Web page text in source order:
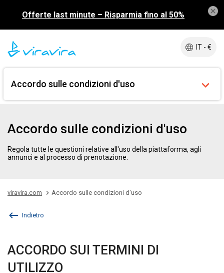
Offerte last minute – Risparmia fino al 50%
IT - €
Accordo sulle condizioni d'uso
Accordo sulle condizioni d'uso
Regola tutte le questioni relative all'uso della piattaforma, agli
annunci e al processo di prenotazione.
viravira.com Accordo sulle condizioni d'uso
Indietro
ACCORDO SUI TERMINI DI
UTILIZZO